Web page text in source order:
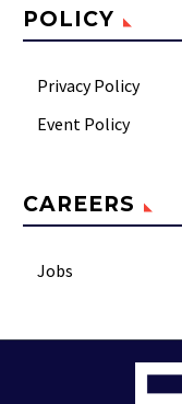
POLICY
Privacy Policy
Event Policy
CAREERS
Jobs